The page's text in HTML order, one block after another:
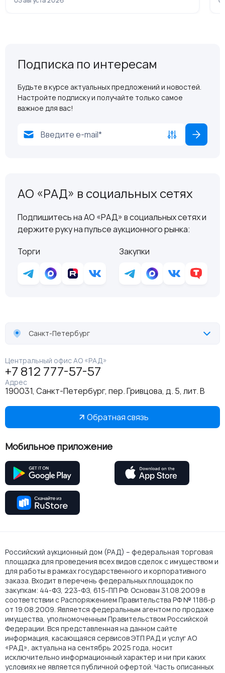
Подписка по интересам
Будьте в курсе актуальных предложений и новостей.
Настройте подписку и получайте только самое
важное для вас!
АО «РАД» в социальных сетях
Подпишитесь на АО «РАД» в социальных сетях и
держите руку на пульсе аукционного рынка:
Торги
Закупки
Санкт-Петербург
Центральный офис АО «РАД»
+7 812 777-57-57
Адрес
190031, Санкт-Петербург, пер. Гривцова, д. 5, лит. В
Обратная связь
Мобильное приложение
Российский аукционный дом (РАД) – федеральная торговая
площадка для проведения всех видов сделок с имуществом и
для работы в рамках государственного и корпоративного
заказа. Входит в перечень федеральных площадок по
закупкам: 44-ФЗ, 223-ФЗ, 615-ПП РФ. Основан 31.08.2009 в
соответствии с Распоряжением Правительства РФ № 1186-р
от 19.08.2009. Является федеральным агентом по продаже
имущества, уполномоченным Правительством Российской
Федерации. Вся представленная на данном сайте
информация, касающаяся сервисов ЭТП РАД и услуг АО
«РАД», актуальна на сентябрь 2025 года, носит
исключительно информационный характер и ни при каких
условиях не является публичной офертой. Часть описанных